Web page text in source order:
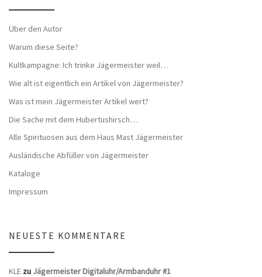
Über den Autor
Warum diese Seite?
Kultkampagne: Ich trinke Jägermeister weil…
Wie alt ist eigentlich ein Artikel von Jägermeister?
Was ist mein Jägermeister Artikel wert?
Die Sache mit dem Hubertushirsch…
Alle Spirituosen aus dem Haus Mast Jägermeister
Ausländische Abfüller von Jägermeister
Kataloge
Impressum
NEUESTE KOMMENTARE
KLE zu Jägermeister Digitaluhr/Armbanduhr #1